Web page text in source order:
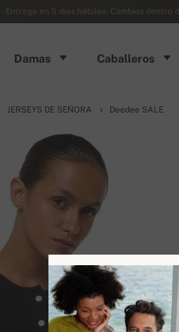
Entrega en 5 días hábiles- Cambios dentro
Damas Caballeros
JERSEYS DE SEÑORA Deedee SALE